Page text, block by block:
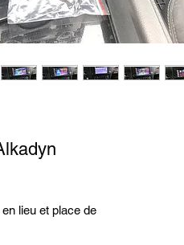
lieu et place de